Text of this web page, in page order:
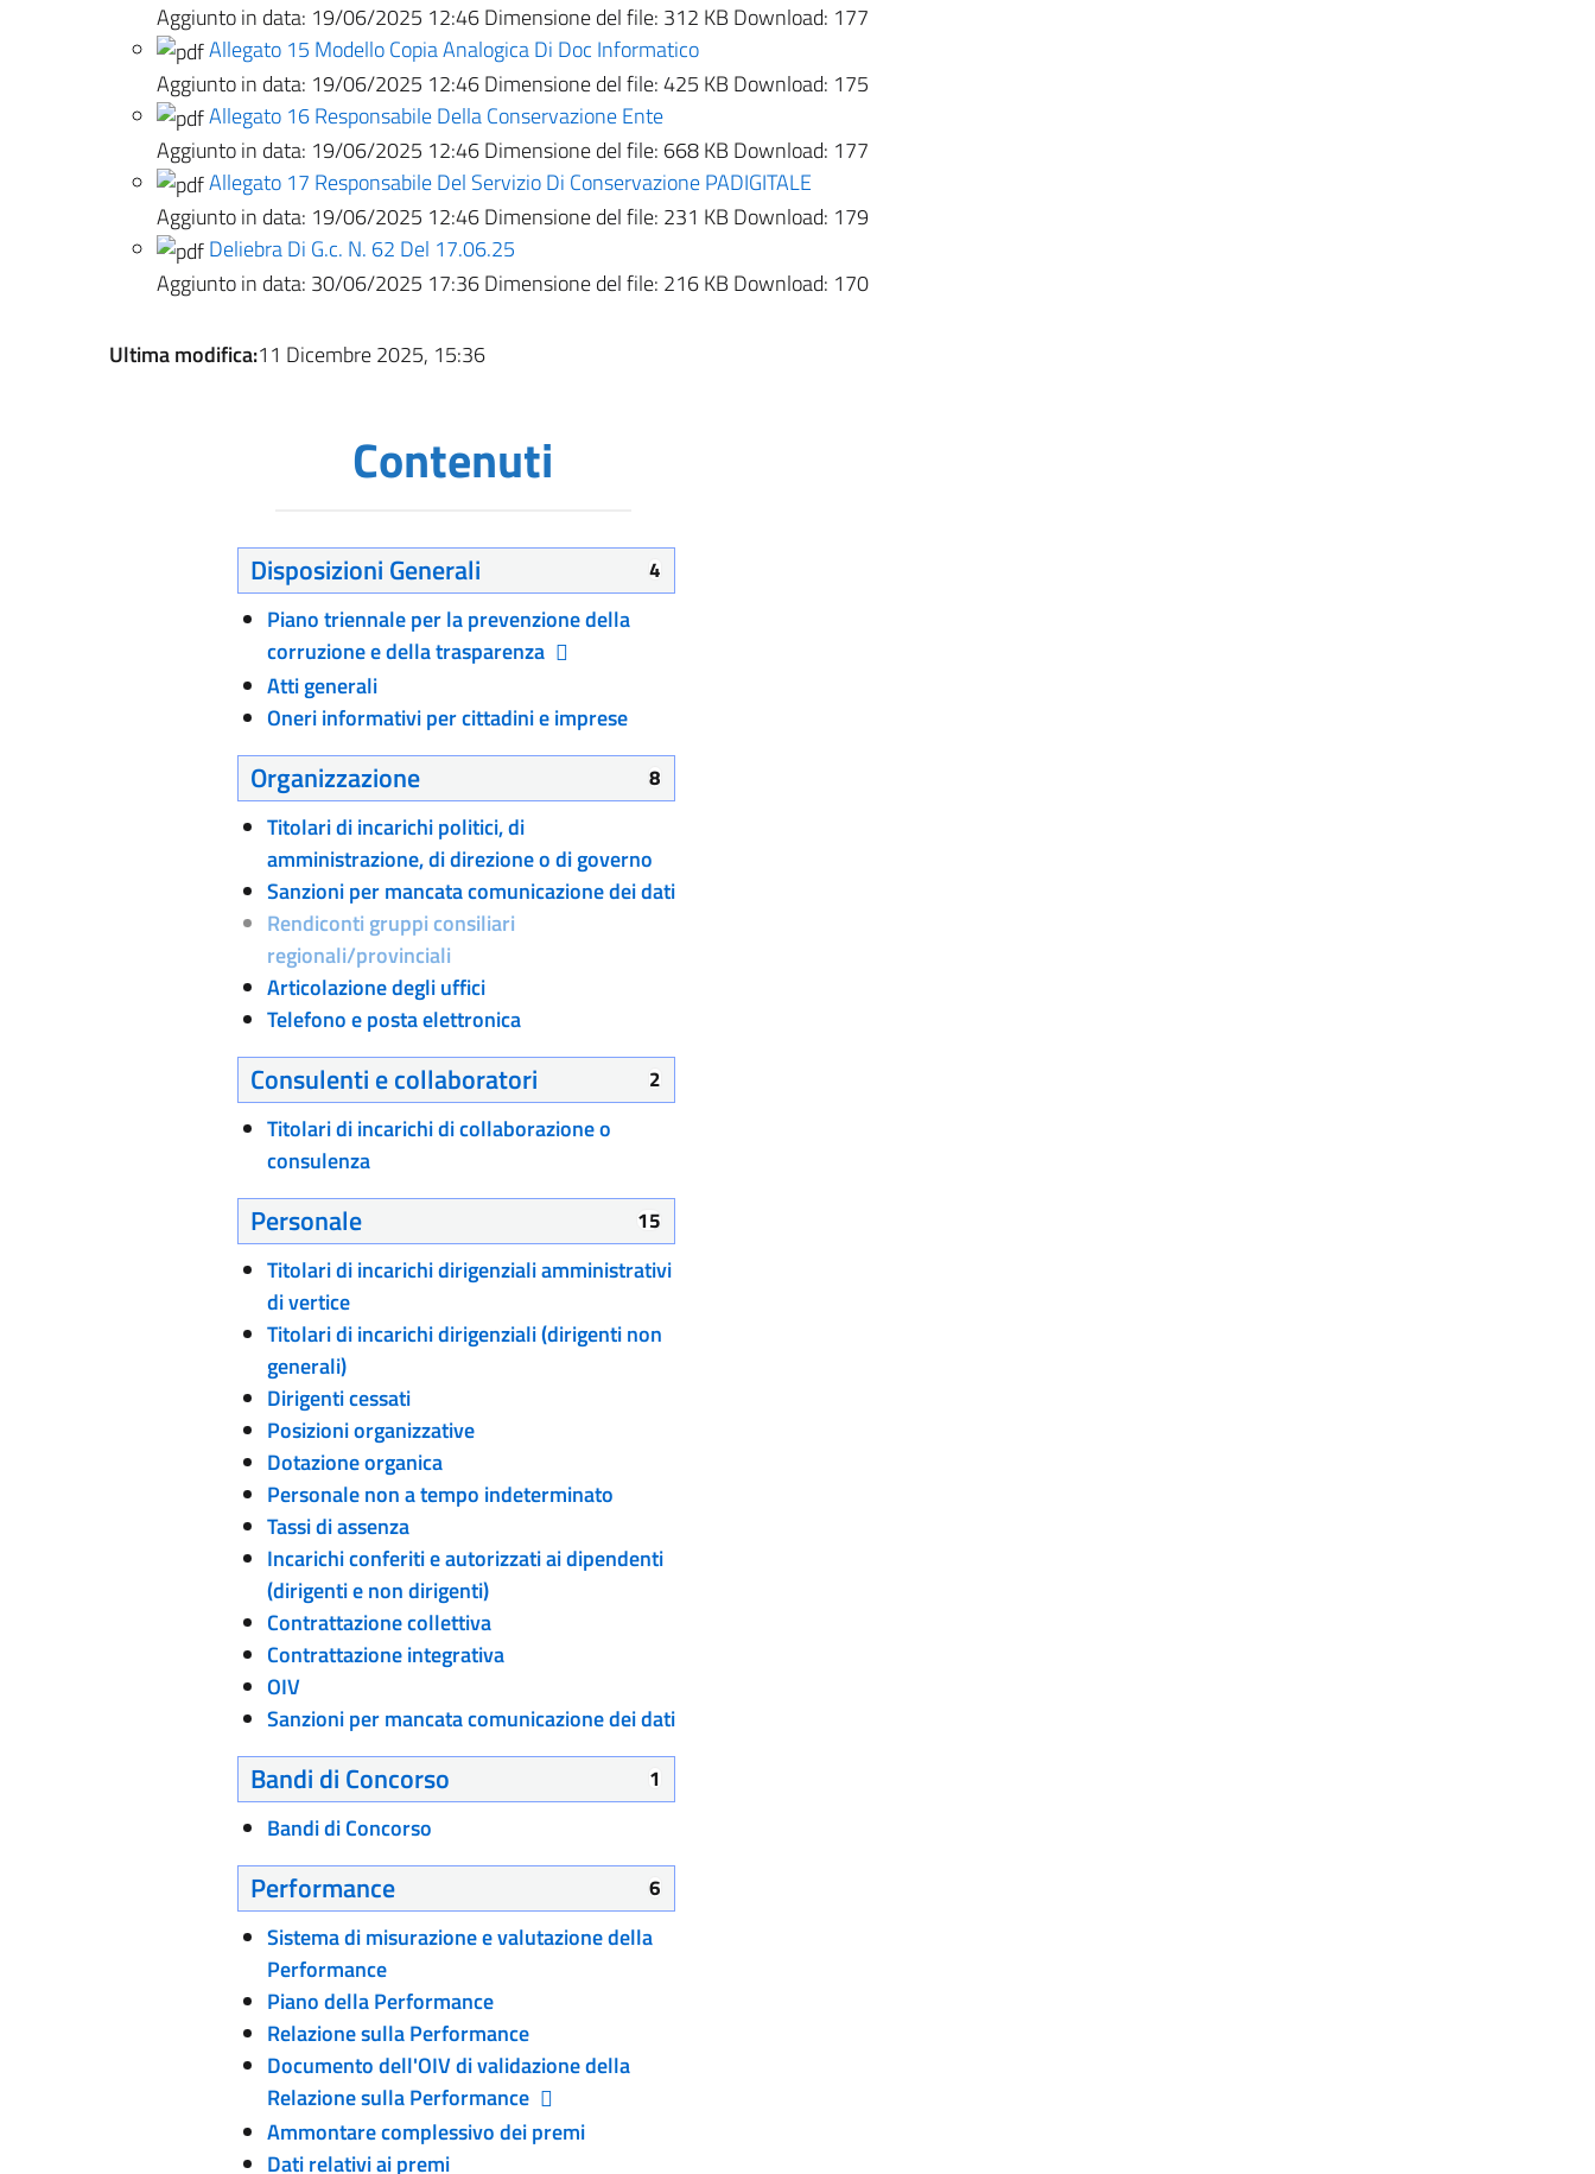
Aggiunto in data: 19/06/2025 12:46Dimensione del file: 312 KB Download: 177
Allegato 15 Modello Copia Analogica Di Doc Informatico
Aggiunto in data: 19/06/2025 12:46Dimensione del file:425 KB Download: 175
Allegato 16 Responsabile Della Conservazione Ente
Aggiunto in data: 19/06/2025 12:46Dimensione del file: 668 KB Download: 177
Allegato 17 Responsabile Del Servizio Di Conservazione PADIGITALE
Aggiunto in data: 19/06/2025 12:46Dimensione del file: 231 KB Download: 179
Deliebra Di G.c. N. 62 Del 17.06.25
Aggiunto in data: 30/06/2025 17:36Dimensione del file: 216 KB Download: 170
Ultima modifica:11 Dicembre 2025, 15:36
Contenuti
4
Disposizioni Generali
Piano triennale per la prevenzione della
corruzione e della trasparenza
Atti generali
Oneri informativi per cittadini e imprese
8
Organizzazione
Titolari di incarichi politici, di
amministrazione, di direzione o di governo
Sanzioni per mancata comunicazione dei dati
Rendiconti gruppi consiliari
regionali/provinciali
Articolazione degli uffici
Telefono e posta elettronica
2
Consulenti e collaboratori
Titolari di incarichi di collaborazione o
consulenza
15
Personale
Titolari di incarichi dirigenziali amministrativi
di vertice
Titolari di incarichi dirigenziali (dirigenti non
generali)
Dirigenti cessati
Posizioni organizzative
Dotazione organica
Personale non a tempo indeterminato
Tassi di assenza
Incarichi conferiti e autorizzati ai dipendenti
(dirigenti e non dirigenti)
Contrattazione collettiva
Contrattazione integrativa
OIV
Sanzioni per mancata comunicazione dei dati
1
Bandi di Concorso
Bandi di Concorso
6
Performance
Sistema di misurazione e valutazione della
Performance
Piano della Performance
Relazione sulla Performance
Documento dell'OIV di validazione della
Relazione sulla Performance
Ammontare complessivo dei premi
Dati relativi ai premi